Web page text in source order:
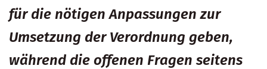
für die nötigen Anpassungen zur
Umsetzung der Verordnung geben,
während die offenen Fragen seitens